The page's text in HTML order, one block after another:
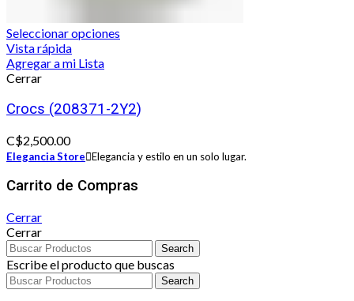
Seleccionar opciones
Vista rápida
Agregar a mi Lista
Cerrar
Crocs (208371-2Y2)
C$2,500.00
Elegancia Store Elegancia y estilo en un solo lugar.
Carrito de Compras
Cerrar
Cerrar
Search
Escribe el producto que buscas
Search